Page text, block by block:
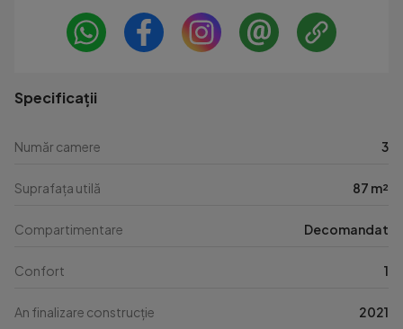
Specificații
Număr camere 3
Suprafața utilă 87 m²
Compartimentare Decomandat
Confort 1
An finalizare construcție 2021